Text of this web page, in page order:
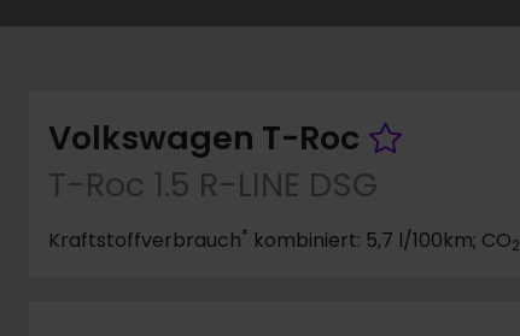
Volkswagen T-Roc
T-Roc 1.5 R-LINE DSG
Kraftstoffverbrauch* kombiniert: 5,7 l/100km; CO2